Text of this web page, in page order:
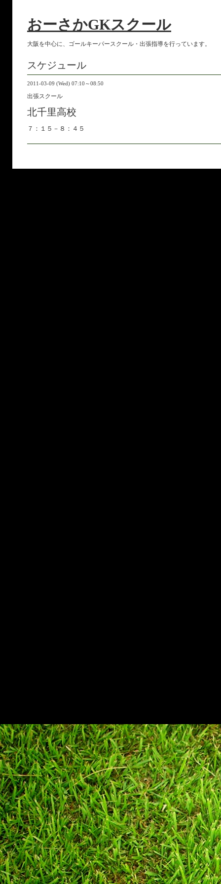
おーさかGKスクール
大阪を中心に、ゴールキーパースクール・出張指導を行っています。
スケジュール
2011-03-09 (Wed) 07:10～08:50
出張スクール
北千里高校
７：１５－８：４５